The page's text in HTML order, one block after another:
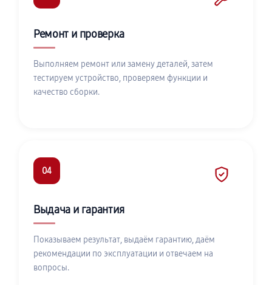
Ремонт и проверка
Выполняем ремонт или замену деталей, затем
тестируем устройство, проверяем функции и
качество сборки.
04
Выдача и гарантия
Показываем результат, выдаём гарантию, даём
рекомендации по эксплуатации и отвечаем на
вопросы.